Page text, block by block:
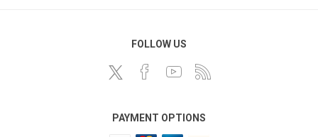
FOLLOW US
PAYMENT OPTIONS